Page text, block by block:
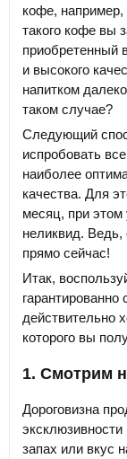
кофе,
такого кофе вы
приобретенный
и высокого
напитком
таком случае?
Следующий
испробовать
наиболее
качества. Для
месяц, при этом
неликвид. Ведь,
прямо сейчас!
Итак,
действительно
которого вы
1. Смотрим
Дороговизна
эксклюзивности
запах или вкус